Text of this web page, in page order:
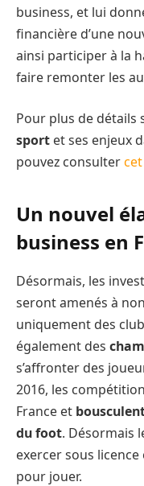
business, et lui
financière d’une
ainsi participer à la
faire remonter les
Pour plus de détails
sport et ses enjeux
pouvez consulter
Un nouvel
business en
Désormais, les
seront amenés à
uniquement des
également des
s’affronter des
2016, les
France et
du foot. Désormais
exercer sous
pour jouer.